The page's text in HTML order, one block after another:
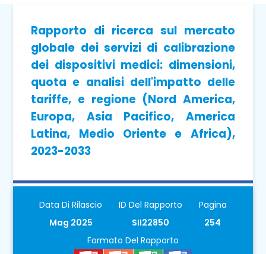
Rapporto di ricerca sul mercato
globale dei servizi di calibrazione
dei dispositivi medici: dimensioni,
quota e analisi dell'impatto delle
tariffe, e regione (Nord America,
Europa, Asia Pacifico, America
Latina, Medio Oriente e Africa),
2023-2033
Data Di Rilascio
Mag 2025
ID Del Rapporto
SII22850
Pagina
254
Formato Del Rapporto